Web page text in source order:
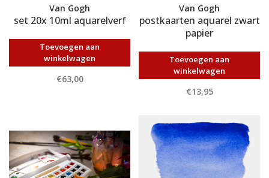
Van Gogh
set 20x 10ml aquarelverf
Toevoegen aan
winkelwagen
€63,00
Van Gogh
postkaarten aquarel zwart
papier
Toevoegen aan
winkelwagen
€13,95